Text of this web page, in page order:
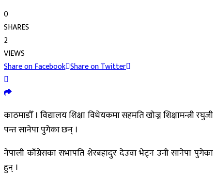
0
SHARES
2
VIEWS
Share on Facebook Share on Twitter
काठमाडौँ । विद्यालय शिक्षा विधेयकमा सहमति खोज्न शिक्षामन्त्री रघुजी
पन्त सानेपा पुगेका छन् ।
नेपाली काँग्रेसका सभापति शेरबहादुर देउवा भेट्न उनी सानेपा पुगेका
हुन् ।